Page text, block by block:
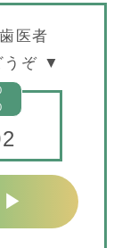
医者
うぞ ▼
▶︎